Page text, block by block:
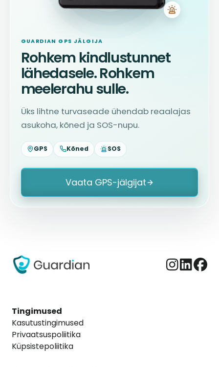
GUARDIAN GPS JÄLGIJA
Rohkem kindlustunnet
lähedasele. Rohkem
meelerahu sulle.
Üks lihtne turvaseade ühendab reaalajas
asukoha, kõned ja SOS-nupu.
GPS Kõned SOS
Vaata GPS-jälgijat
Tingimused
Kasutustingimused
Privaatsuspoliitika
Küpsistepoliitika